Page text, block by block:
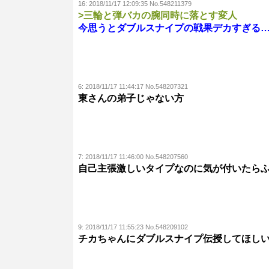
16: 2018/11/17 12:09:35 No.548211379
>三輪と弾バカの腕同時に落とす変人
今思うとダブルスナイプの戦果デカすぎる…
6: 2018/11/17 11:44:17 No.548207321
東さんの弟子じゃない方
7: 2018/11/17 11:46:00 No.548207560
自己主張激しいタイプなのに気が付いたら
9: 2018/11/17 11:55:23 No.548209102
チカちゃんにダブルスナイプ伝授してほし